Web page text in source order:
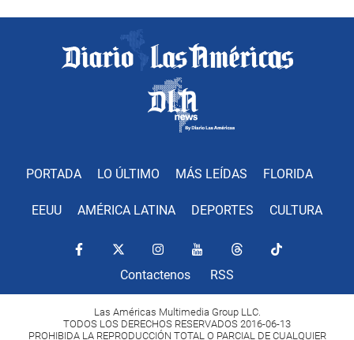
PORTADA LO ÚLTIMO MÁS LEÍDAS FLORIDA
EEUU AMÉRICA LATINA DEPORTES CULTURA
Contactenos RSS
Las Américas Multimedia Group LLC.
TODOS LOS DERECHOS RESERVADOS 2016-06-13
PROHIBIDA LA REPRODUCCIÓN TOTAL O PARCIAL DE CUALQUIER